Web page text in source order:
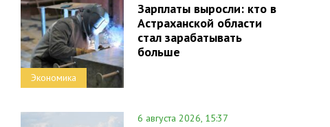
Экономика
Зарплаты выросли: кто в
Астраханской области
стал зарабатывать
больше
6 августа 2026, 15:37